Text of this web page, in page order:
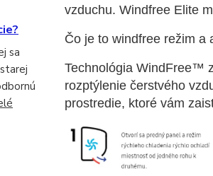
sa
vzduchu. Windfree Elite
Čo je to windfree režim a
Technológia WindFree™
rozptýlenie čerstvého
prostredie, ktoré vám